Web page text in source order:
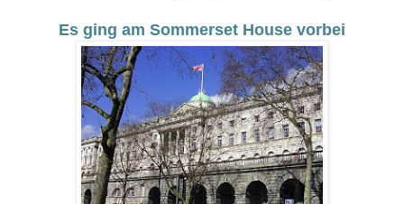
Es ging am Sommerset House vorbei